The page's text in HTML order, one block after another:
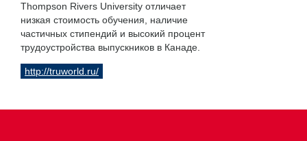
Thompson Rivers University отличает
низкая стоимость обучения, наличие
частичных стипендий и высокий процент
трудоустройства выпускников в Канаде.
http://truworld.ru/